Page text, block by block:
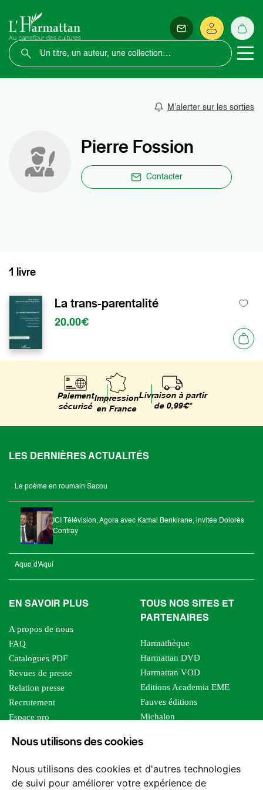
Nous utilisons des cookies
Nous utilisons des cookies et d'autres technologies
de suivi pour améliorer votre expérience de
M’alerter sur les sorties
Pierre Fossion
Contacter
1 livre
La trans-parentalité
20.00€
Paiement
sécurisé
Impression
en France
Livraison à partir
de 0,99€*
LES DERNIÈRES ACTUALITÉS
Le poème en roumain Sacou
ICI Télévision, Agora avec Kamal Benkirane, invitée Dolorès
Contray
Aquo d'Aqui
EN SAVOIR PLUS
A propos de nous
FAQ
Catalogues PDF
Revues de presse
Relation presse
Recrutement
Espace pro
Foreign rights
TOUS NOS SITES ET
PARTENAIRES
Harmathèque
Harmattan DVD
Harmattan VOD
Editions Academia EME
Fauves éditions
Michalon
Editions Sutton
Les impliqués